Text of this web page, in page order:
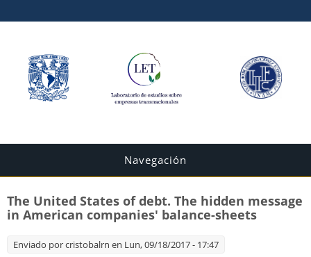
Navegación
The United States of debt. The hidden message
in American companies' balance-sheets
Enviado porcristobalrn en Lun, 09/18/2017 - 17:47